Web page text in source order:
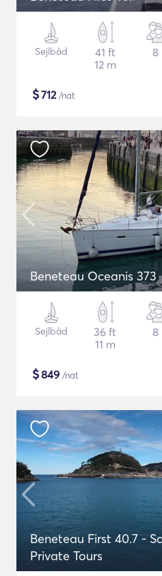
Sejlbåd
41 ft
12 m
8
$712/nat
Beneteau Oceanis 373
Sejlbåd
36 ft
11 m
8
$849 /nat
Beneteau First 40.7 -
Private Tours